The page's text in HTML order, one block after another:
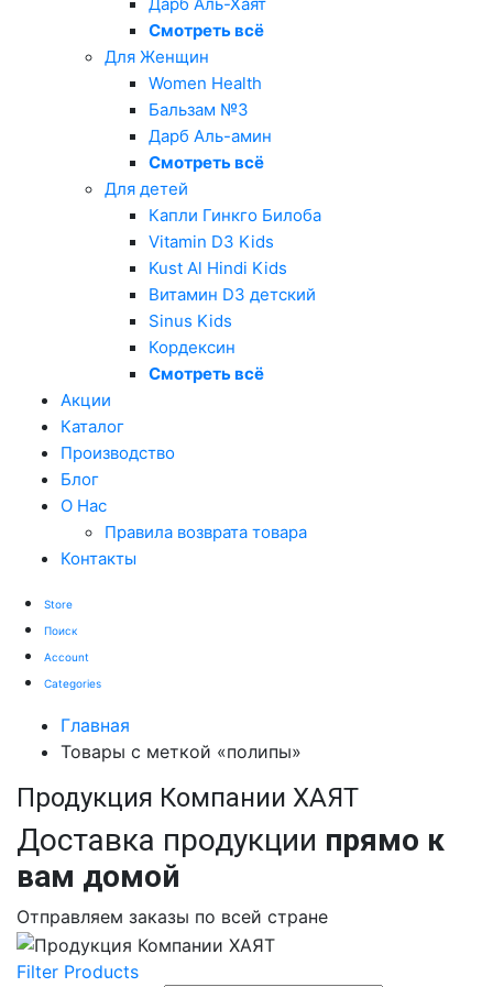
Смотреть всё
Для Женщин
Women Health
Бальзам №3
Дарб Аль-амин
Смотреть всё
Для детей
Капли Гинкго Билоба
Vitamin D3 Kids
Kust Al Hindi Kids
Витамин D3 детский
Sinus Kids
Кордексин
Смотреть всё
Акции
Каталог
Производство
Блог
О Нас
Правила возврата товара
Контакты
Store
Поиск
Account
Categories
Главная
Товары с меткой «полипы»
Продукция Компании ХАЯТ
Доставка продукции прямо к
вам домой
Отправляем заказы по всей стране
Filter Products